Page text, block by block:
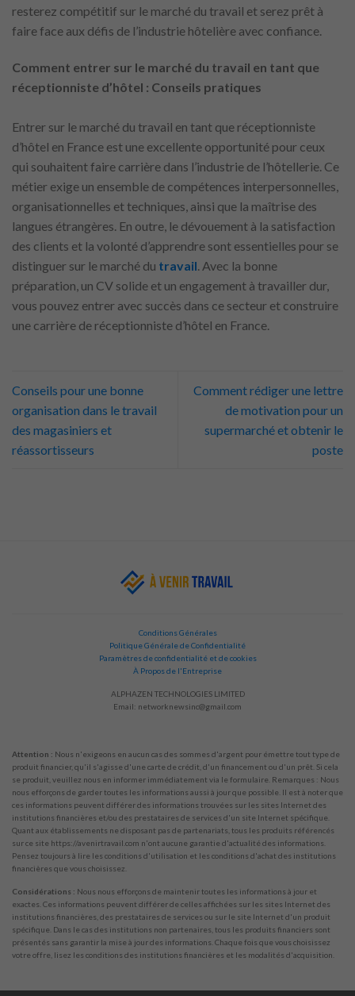
resterez compétitif sur le marché du travail et serez prêt à
faire face aux défis de l’industrie hôtelière avec confiance.
Comment entrer sur le marché du travail en tant que
réceptionniste d’hôtel : Conseils pratiques
Entrer sur le marché du travail en tant que réceptionniste
d’hôtel en France est une excellente opportunité pour ceux
qui souhaitent faire carrière dans l’industrie de l’hôtellerie. Ce
métier exige un ensemble de compétences interpersonnelles,
organisationnelles et techniques, ainsi que la maîtrise des
langues étrangères. En outre, le dévouement à la satisfaction
des clients et la volonté d’apprendre sont essentielles pour se
distinguer sur le marché du travail. Avec la bonne
préparation, un CV solide et un engagement à travailler dur,
vous pouvez entrer avec succès dans ce secteur et construire
une carrière de réceptionniste d’hôtel en France.
Conseils pour une bonne
organisation dans le travail
des magasiniers et
réassortisseurs
Comment rédiger une lettre
de motivation pour un
supermarché et obtenir le
poste
Conditions Générales
Politique Générale de Confidentialité
Paramètres de confidentialité et de cookies
À Propos de l'Entreprise
ALPHAZEN TECHNOLOGIES LIMITED
Email: networknewsinc@gmail.com
Attention : Nous n'exigeons en aucun cas des sommes d'argent pour émettre tout type de
produit financier, qu'il s'agisse d'une carte de crédit, d'un financement ou d'un prêt. Si cela
se produit, veuillez nous en informer immédiatement via le formulaire. Remarques : Nous
nous efforçons de garder toutes les informations aussi à jour que possible. Il est à noter que
ces informations peuvent différer des informations trouvées sur les sites Internet des
institutions financières et/ou des prestataires de services d'un site Internet spécifique.
Quant aux établissements ne disposant pas de partenariats, tous les produits référencés
sur ce site https://avenirtravail.com n'ont aucune garantie d'actualité des informations.
Pensez toujours à lire les conditions d'utilisation et les conditions d'achat des institutions
financières que vous choisissez.
Considérations : Nous nous efforçons de maintenir toutes les informations à jour et
exactes. Ces informations peuvent différer de celles affichées sur les sites Internet des
institutions financières, des prestataires de services ou sur le site Internet d'un produit
spécifique. Dans le cas des institutions non partenaires, tous les produits financiers sont
présentés sans garantir la mise à jour des informations. Chaque fois que vous choisissez
votre offre, lisez les conditions des institutions financières et les modalités d'acquisition.